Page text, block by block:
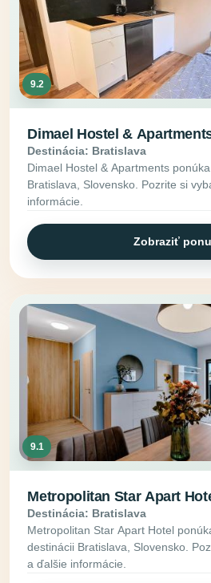
9.2
Dimael Hostel &
Destinácia: Bratislava
Dimael Hostel & Apartments
Bratislava, Slovensko. Pozrite si
informácie.
Zobraziť
9.1
Metropolitan Star Apart
Destinácia: Bratislava
Metropolitan Star Apart Hotel
destinácii Bratislava, Slovensko.
a ďalšie informácie.